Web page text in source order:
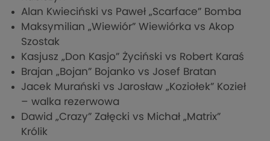
Alan Kwieciński vs Paweł „Scarface” Bomba
Maksymilian „Wiewiór” Wiewiórka vs Akop
Szostak
Kasjusz „Don Kasjo” Życiński vs Robert Karaś
Brajan „Bojan” Bojanko vs Josef Bratan
Jacek Murański vs Jarosław „Koziołek” Kozieł
– walka rezerwowa
Dawid „Crazy” Załęcki vs Michał „Matrix”
Królik